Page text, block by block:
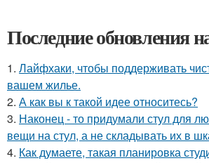
Последние обновления
1. Лайфхаки, чтобы поддерживать
вашем жилье.
2. А как вы к такой идее относитесь?
3. Наконец - то придумали стул для
вещи на стул, а не складывать их в
4. Как думаете, такая планировка